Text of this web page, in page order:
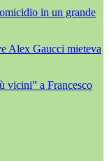
in un grande
Alex Gaucci mieteva
vicini” a Francesco